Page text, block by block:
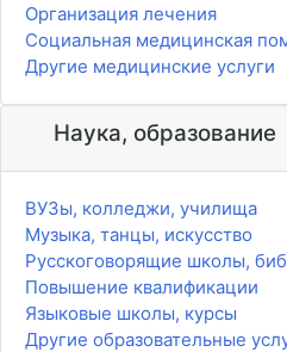
Организация лечения
Социальная медицинская
Другие медицинские услуги
Наука, образование
ВУЗы, колледжи, училища
Музыка, танцы, искусство
Русскоговорящие школы,
Повышение квалификации
Языковые школы, курсы
Другие образовательные